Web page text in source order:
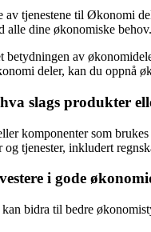
av tjenestene til Økonomi
alle dine økonomiske behov.
av
deler, kan du oppnå
slags produkter
komponenter som
tjenester, inkludert
i gode
bidra til bedre